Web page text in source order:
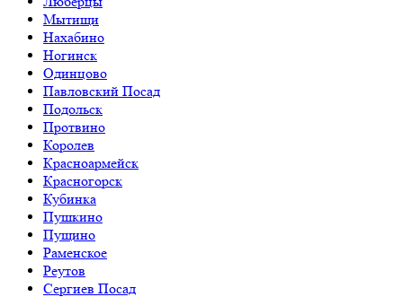
Мытищи
Нахабино
Ногинск
Одинцово
Павловский Посад
Подольск
Протвино
Королев
Красноармейск
Красногорск
Кубинка
Пушкино
Пущино
Раменское
Реутов
Сергиев Посад